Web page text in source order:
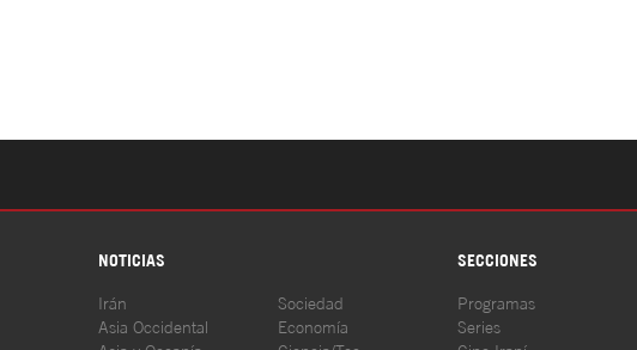
NOTICIAS SECCIONES
Irán
Asia Occidental
Sociedad
Economía
Programas
Series